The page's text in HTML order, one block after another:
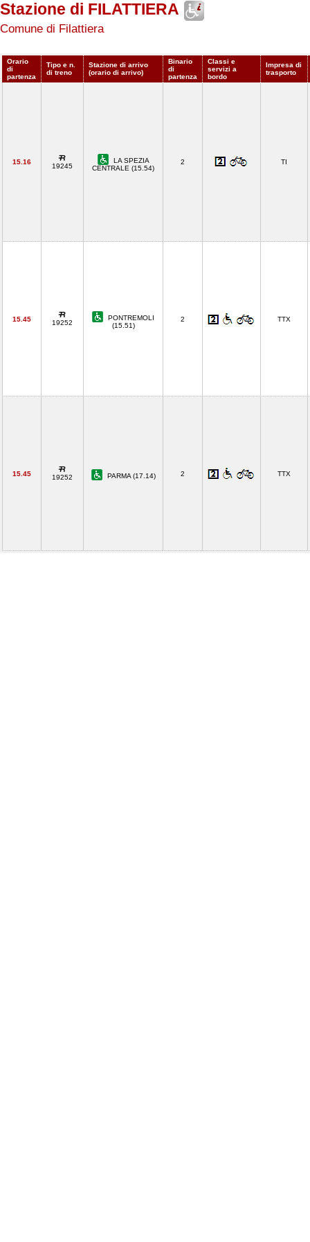
Stazione di FILATTIERA
Comune di Filattiera
Orario
di
partenza
Tipo e n.
di treno
Stazione di arrivo
(orario di arrivo)
Binario
di
partenza
Classi e
servizi a
bordo
Impresa di
trasporto
15.16
19245
LA SPEZIA
CENTRALE (15.54)
2 TI
15.45 19252
PONTREMOLI
(15.51)
2 TTX
15.45 19252 PARMA (17.14) 2 TTX